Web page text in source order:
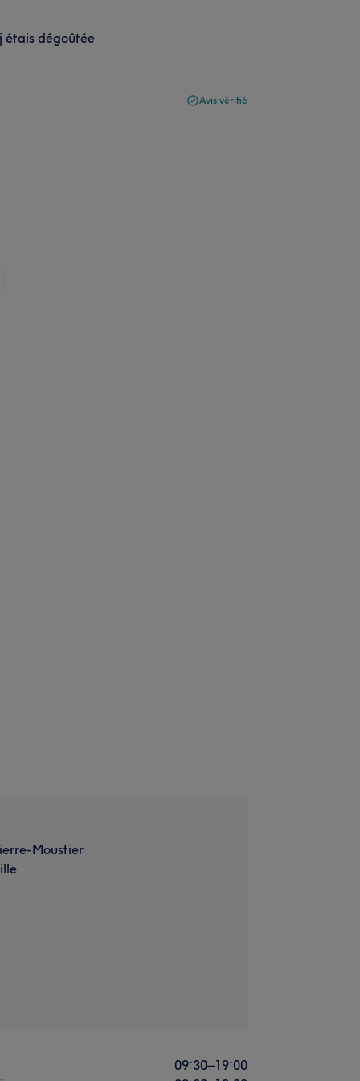
étais dégoûtée
Avis vérifié
Moustier
09:30–19:00